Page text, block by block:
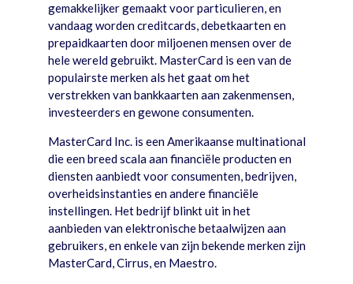
gemakkelijker gemaakt voor particulieren, en
vandaag worden creditcards, debetkaarten en
prepaidkaarten door miljoenen mensen over de
hele wereld gebruikt. MasterCard is een van de
populairste merken als het gaat om het
verstrekken van bankkaarten aan zakenmensen,
investeerders en gewone consumenten.
MasterCard Inc. is een Amerikaanse multinational
die een breed scala aan financiële producten en
diensten aanbiedt voor consumenten, bedrijven,
overheidsinstanties en andere financiële
instellingen. Het bedrijf blinkt uit in het
aanbieden van elektronische betaalwijzen aan
gebruikers, en enkele van zijn bekende merken zijn
MasterCard, Cirrus, en Maestro.